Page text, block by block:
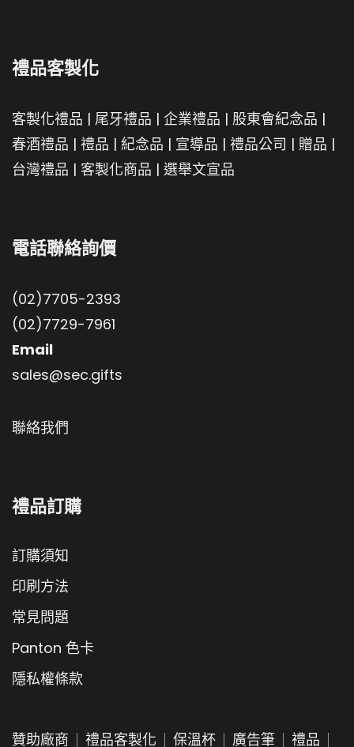
禮品客製化
客製化禮品 | 尾牙禮品 | 企業禮品 | 股東會紀念品 |
春酒禮品 | 禮品 | 紀念品 | 宣導品 | 禮品公司 | 贈品 |
台灣禮品 | 客製化商品 | 選舉文宣品
電話聯絡詢價
(02)7705-2393
(02)7729-7961
Email
sales@sec.gifts
聯絡我們
禮品訂購
訂購須知
印刷方法
常見問題
Panton 色卡
隱私權條款
贊助廠商 禮品客製化 保溫杯 廣告筆 禮品